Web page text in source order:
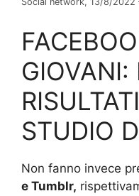
GIOVANI:
STUDIO
Non fanno invece
e Tumblr,